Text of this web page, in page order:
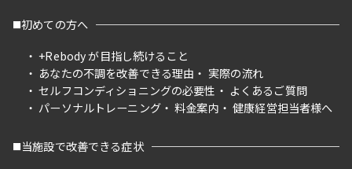
初めての方へ
+Rebody が目指し続けること
あなたの不調を改善できる理由
実際の流れ
セルフコンディショニングの必要性
よくあるご質問
パーソナルトレーニング
料金案内 健康経営担当者様へ
当施設で改善できる症状